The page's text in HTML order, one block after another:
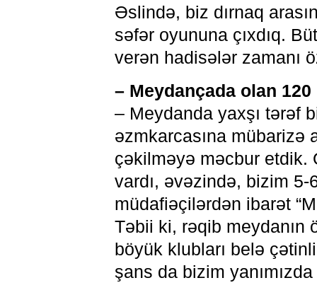
Əslində, biz dırnaq
səfər oyununa çıxdıq.
verən hadisələr zamanı
– Meydançada olan 120
– Meydanda yaxşı tərəf
əzmkarcasına mübarizə
çəkilməyə məcbur etdik.
vardı, əvəzində, bizim 5-
müdafiəçilərdən ibarət
Təbii ki, rəqib meydanın
böyük klubları belə
şans da bizim